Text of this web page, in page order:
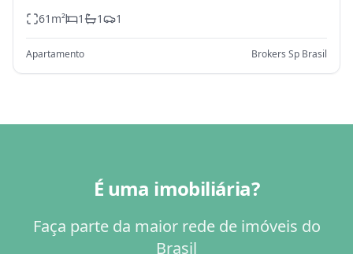
61 m² 1 1 1
Apartamento Brokers Sp Brasil
É uma imobiliária?
Faça parte da maior rede de imóveis do
Brasil